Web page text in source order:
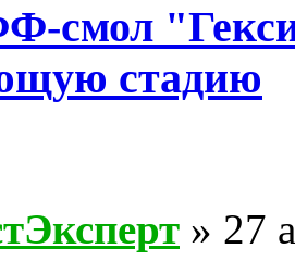
смол
стадию
» 27